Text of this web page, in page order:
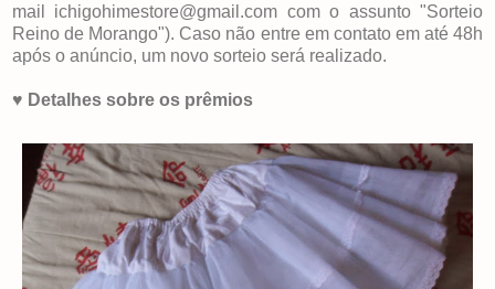
mail ichigohimestore@gmail.com com o assunto "Sorteio
Reino de Morango"). Caso não entre em contato em até 48h
após o anúncio, um novo sorteio será realizado.
♥ Detalhes sobre os prêmios